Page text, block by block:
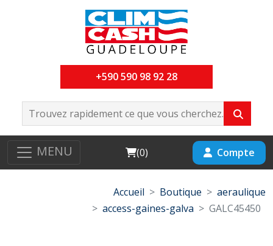
+590 590 98 92 28
MENU Cart
(0) Compte
Accueil Boutique
aeraulique
access-gaines-galva
GALC45450